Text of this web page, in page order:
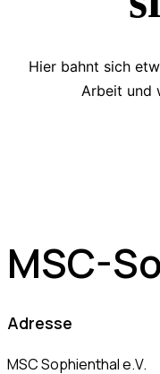
Hier bahnt sich
Arbeit und
MSC-
Adresse
MSC Sophienthal e.V.